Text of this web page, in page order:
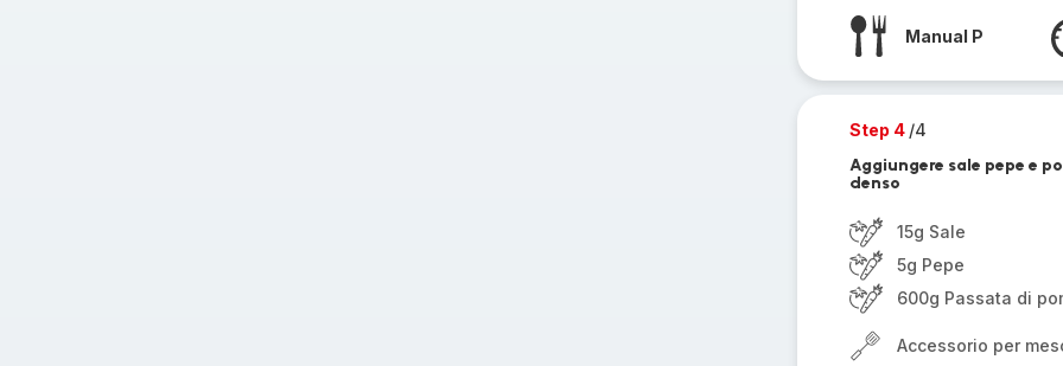
Manual P
Step 4 /4
Aggiungere sale pepe e
denso
15g Sale
5g Pepe
600g Passata di
Accessorio per